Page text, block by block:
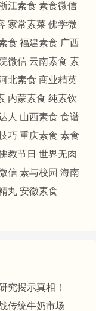
江素食 素食微信
家常素菜 佛学微
食 福建素食 广西
微信 云南素食 素
北素食 商业精英
内蒙素食 纯素饮
人 山西素食 食谱
巧 重庆素食 素食
教节日 世界无肉
信 素与校园 海南
丸 安徽素食
究揭示真相！
传统牛奶市场